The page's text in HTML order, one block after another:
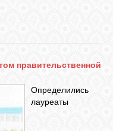
правительственной
Определились
лауреаты